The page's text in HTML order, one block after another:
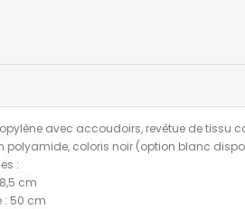
avec accoudoirs, revêtue de tissu
polyamide, coloris noir (option blanc
:
cm
: 50 cm